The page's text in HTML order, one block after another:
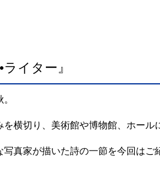
イター』
を横切り、美術館や博物館、ホール
写真家が描いた詩の一節を今回はご